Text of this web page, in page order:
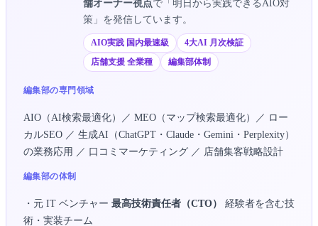
舗オーナー視点で「明日から実践できるAIO対
策」を発信しています。
AIO実践 国内最速級
4大AI 月次検証
店舗支援 全業種
編集部体制
編集部の専門領域
AIO（AI検索最適化）／ MEO（マップ検索最適化）／ ロー
カルSEO ／ 生成AI（ChatGPT・Claude・Gemini・Perplexity）
の業務応用 ／ 口コミマーケティング ／ 店舗集客戦略設計
編集部の体制
・元 IT ベンチャー 最高技術責任者（CTO）
経験者を含む技
術・実装チーム